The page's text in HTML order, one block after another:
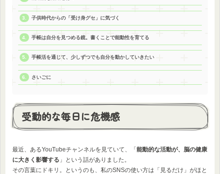
子供時代からの「受け身グセ」に気づく
手帳は自分を見つめる鏡。書くことで能動性を育てる
手帳活を通じて、少しずつでも自分を動かしていきたい
さいごに
受動的な毎日に危機感
最近、あるYouTubeチャンネルを見ていて、「 能動的な活動が、脳の健康
に大きく影響する 」という話がありました。
その言葉にドキリ。というのも、私のSNSの使い方は「見るだけ」がほと